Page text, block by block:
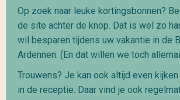
Op zoek naar leuke kortingsbonnen?
de site achter de knop. Dat is wel zo
wil besparen tijdens uw vakantie in de
Ardennen. (En dat willen we toch
Trouwens? Je kan ook altijd even
in de receptie. Daar vind je ook